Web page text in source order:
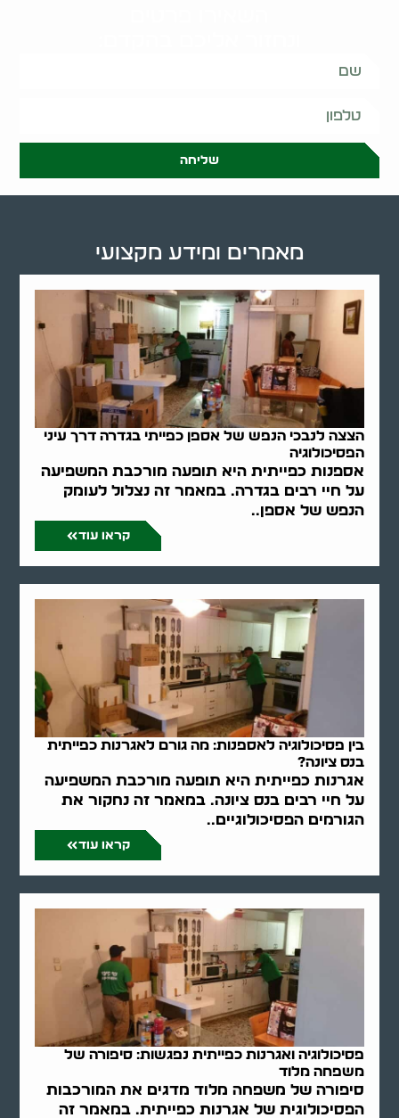
שליחה
הצצה לנבכי הנפש של אספן כפייתי בגדרה דרך עיני
הפסיכולוגיה
אספנות כפייתית היא תופעה מורכבת המשפיעה
על חיי רבים בגדרה. במאמר זה נצלול לעומק
הנפש של אספן..
קראו עוד
בין פסיכולוגיה לאספנות: מה גורם לאגרנות כפייתית
בנס ציונה?
אגרנות כפייתית היא תופעה מורכבת המשפיעה
על חיי רבים בנס ציונה. במאמר זה נחקור את
הגורמים הפסיכולוגיים..
קראו עוד
פסיכולוגיה ואגרנות כפייתית נפגשות: סיפורה של
משפחה מלוד
סיפורה של משפחה מלוד מדגים את המורכבות
הפסיכולוגית של אגרנות כפייתית. במאמר זה
מאמרים ומידע מקצועי